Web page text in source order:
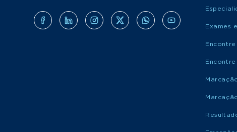
Exames
Encontre
Encontre